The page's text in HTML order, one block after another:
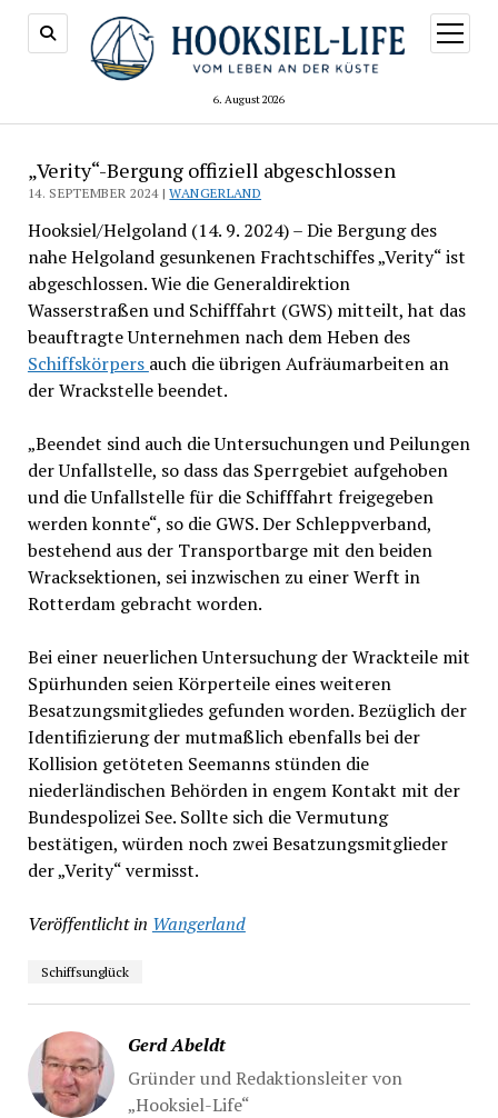
6. August 2026
Menü
öffnen
„Verity“-Bergung offiziell abgeschlossen
14. SEPTEMBER 2024 |WANGERLAND
Hooksiel/Helgoland (14. 9. 2024) – Die Bergung des
nahe Helgoland gesunkenen Frachtschiffes „Verity“ ist
abgeschlossen. Wie die Generaldirektion
Wasserstraßen und Schifffahrt (GWS) mitteilt, hat das
beauftragte Unternehmen nach dem Heben des
Schiffskörpers auch die übrigen Aufräumarbeiten an
der Wrackstelle beendet.
„Beendet sind auch die Untersuchungen und Peilungen
der Unfallstelle, so dass das Sperrgebiet aufgehoben
und die Unfallstelle für die Schifffahrt freigegeben
werden konnte“, so die GWS. Der Schleppverband,
bestehend aus der Transportbarge mit den beiden
Wracksektionen, sei inzwischen zu einer Werft in
Rotterdam gebracht worden.
Bei einer neuerlichen Untersuchung der Wrackteile mit
Spürhunden seien Körperteile eines weiteren
Besatzungsmitgliedes gefunden worden. Bezüglich der
Identifizierung der mutmaßlich ebenfalls bei der
Kollision getöteten Seemanns stünden die
niederländischen Behörden in engem Kontakt mit der
Bundespolizei See. Sollte sich die Vermutung
bestätigen, würden noch zwei Besatzungsmitglieder
der „Verity“ vermisst.
Veröffentlicht in Wangerland
Schiffsunglück
Gerd Abeldt
Gründer und Redaktionsleiter von
„Hooksiel-Life“